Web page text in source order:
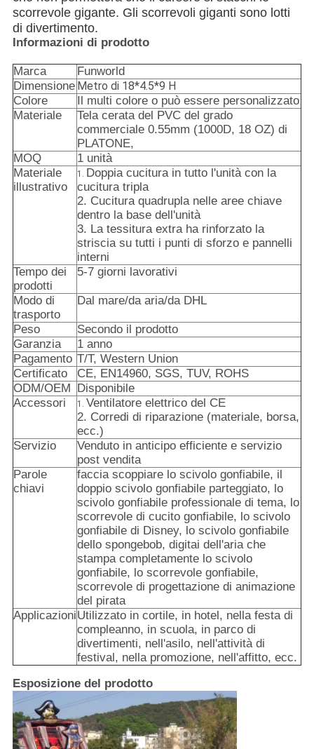
scorrevole gigante. Gli scorrevoli giganti sono lotti
di divertimento.
Informazioni di prodotto
Marca
Funworld
Dimensione Metro di 18*4.5*9 H
Colore
Il multi colore o può essere personalizzato
Materiale
Tela cerata del PVC del grado
commerciale 0.55mm (1000D, 18 OZ) di
PLATONE,
MOQ
1 unità
Materiale
illustrativo
1. Doppia cucitura in tutto l'unità con la
cucitura tripla
2. Cucitura quadrupla nelle aree chiave
dentro la base dell'unità
3. La tessitura extra ha rinforzato la
striscia su tutti i punti di sforzo e pannelli
interni
Tempo dei
prodotti
5-7 giorni lavorativi
Modo di
trasporto
Dal mare/da aria/da DHL
Peso
Secondo il prodotto
Garanzia
1 anno
Pagamento T/T, Western Union
Certificato
CE, EN14960, SGS, TUV, ROHS
ODM/OEM
Disponibile
Accessori
1. Ventilatore elettrico del CE
2. Corredi di riparazione (materiale, borsa,
ecc.)
Servizio
Venduto in anticipo efficiente e servizio
post vendita
Parole
chiavi
faccia scoppiare lo scivolo gonfiabile, il
doppio scivolo gonfiabile parteggiato, lo
scivolo gonfiabile professionale di tema, lo
scorrevole di cucito gonfiabile, lo scivolo
gonfiabile di Disney, lo scivolo gonfiabile
dello spongebob, digitai dell'aria che
stampa completamente lo scivolo
gonfiabile, lo scorrevole gonfiabile,
scorrevole di progettazione di animazione
del pirata
ApplicazioniUtilizzato in cortile, in hotel, nella festa di
compleanno, in scuola, in parco di
divertimenti, nell'asilo, nell'attività di
festival, nella promozione, nell'affitto, ecc.
Esposizione del prodotto